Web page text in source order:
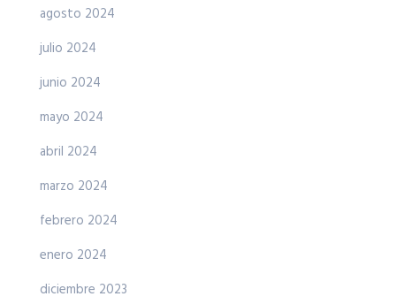
agosto 2024
julio 2024
junio 2024
mayo 2024
abril 2024
marzo 2024
febrero 2024
enero 2024
diciembre 2023